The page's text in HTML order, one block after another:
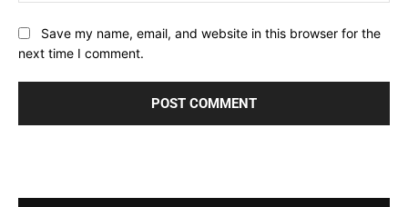
Save my name, email, and website in this browser for the
next time I comment.